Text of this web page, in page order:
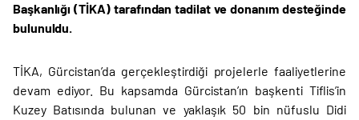
Başkanlığı (TİKA) tarafından tadilat ve donanım desteğinde
bulunuldu.
TİKA, Gürcistan’da gerçekleştirdiği projelerle faaliyetlerine
devam ediyor. Bu kapsamda Gürcistan’ın başkenti Tiflis’in
Kuzey Batısında bulunan ve yaklaşık 50 bin nüfuslu Didi